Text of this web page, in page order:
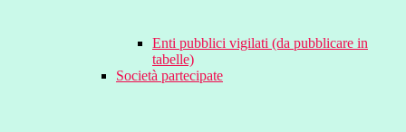
Enti pubblici vigilati (da pubblicare in
tabelle)
Società partecipate